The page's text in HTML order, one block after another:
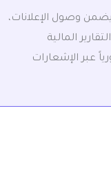
وصول الإعلانات،
المالية
عبر الإشعارات